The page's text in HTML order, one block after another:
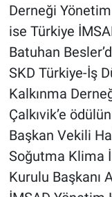
Derneği
ise Türkiye
Batuhan
SKD Türkiye-İş
Kalkınma
Çalkıvik’e
Başkan Vekili
Soğutma Klima
Kurulu Başkanı